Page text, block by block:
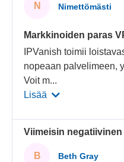
N Nimettömästi
Markkinoiden paras
IPVanish toimii
nopeaan palvelimeen,
Voit m...
Lisää
Viimeisin
B Beth Gray